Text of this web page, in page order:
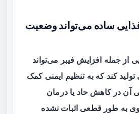
غذایی ساده می‌تواند وضعیت
از جمله افزایش فیبر می‌تواند
کند که به تنظیم ایمنی کمک
آن در کاهش حاد یا درمان
به طور قطعی اثبات نشده